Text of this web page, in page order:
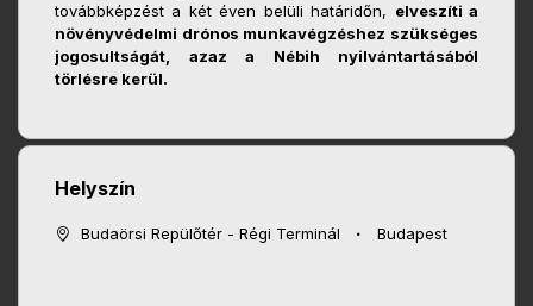
továbbképzést a két éven belüli határidőn, elveszíti a
növényvédelmi drónos munkavégzéshez szükséges
jogosultságát, azaz a Nébih nyilvántartásából
törlésre kerül.
Helyszín
Budaörsi Repülőtér - Régi Terminál Budapest